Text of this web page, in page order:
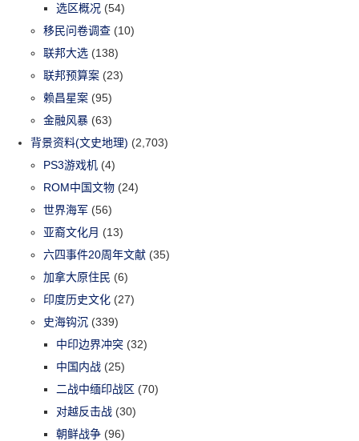
选区概况 (54)
移民问卷调查 (10)
联邦大选 (138)
联邦预算案 (23)
赖昌星案 (95)
金融风暴 (63)
背景资料(文史地理) (2,703)
PS3游戏机 (4)
ROM中国文物 (24)
世界海军 (56)
亚裔文化月 (13)
六四事件20周年文献 (35)
加拿大原住民 (6)
印度历史文化 (27)
史海钩沉 (339)
中印边界冲突 (32)
中国内战 (25)
二战中缅印战区 (70)
对越反击战 (30)
朝鲜战争 (96)